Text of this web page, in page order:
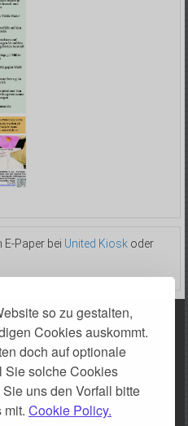
so zu gestalten,
Cookies auskommt.
doch auf optionale
Sie solche Cookies
uns den Vorfall bitte
mit. Cookie Policy.
E-Paper bei United Kioskoder